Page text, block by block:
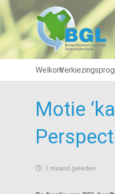
Welkom
Motie
1 maand geleden